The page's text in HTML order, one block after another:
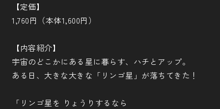
【定価】
1,760円（本体1,600円）
【内容紹介】
宇宙のどこかにある星に暮らす、ハチとアップ。
ある日、大きな大きな「リンゴ星」が落ちてきた！
「リンゴ星を りょうりするなら